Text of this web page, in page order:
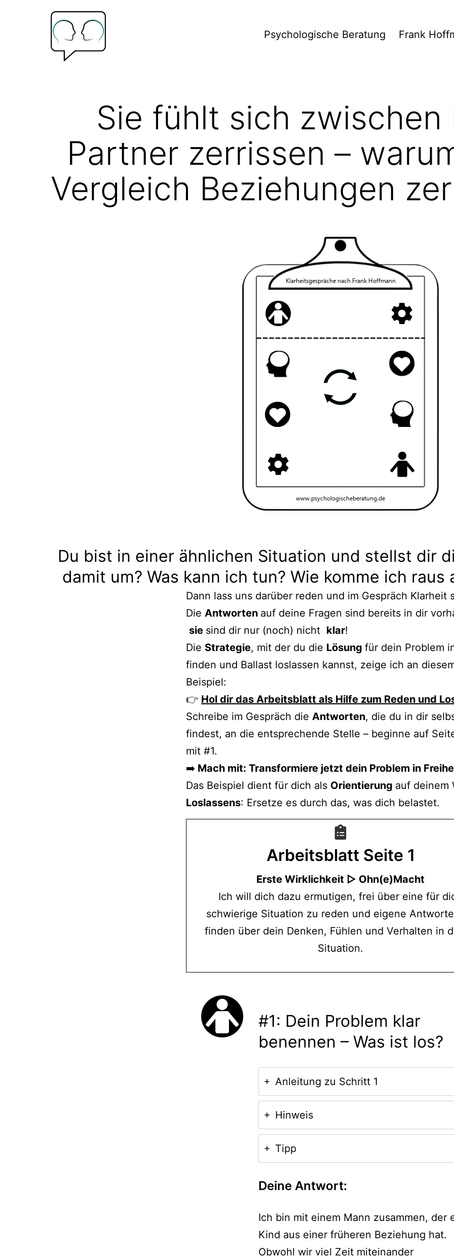
Psychologische Beratung Frank
Sie fühlt sich zwischen
Partner zerrissen –
Vergleich Beziehungen
Du bist in einer ähnlichen Situation und stellst dir
damit um? Was kann ich tun? Wie komme ich raus
Dann lass uns darüber reden und im Gespräch Klarheit
Die Antworten auf deine Fragen sind bereits in dir
sie sind dir nur (noch) nicht klar!
Die Strategie, mit der du die Lösung für dein Problem
finden und Ballast loslassen kannst, zeige ich an
Beispiel:
👉 Hol dir das Arbeitsblatt als Hilfe zum Reden und
Schreibe im Gespräch die Antworten, die du in dir
findest, an die entsprechende Stelle – beginne auf
mit #1.
➡️ Mach mit: Transformiere jetzt dein Problem in
Das Beispiel dient für dich als Orientierung auf deinem
Loslassens: Ersetze es durch das, was dich belastet.
Arbeitsblatt Seite 1
Erste Wirklichkeit ▷ Ohn(e)Macht
Ich will dich dazu ermutigen, frei über eine für
schwierige Situation zu reden und eigene
finden über dein Denken, Fühlen und Verhalten in
Situation.
#1: Dein Problem klar
benennen – Was ist los?
Anleitung zu Schritt 1
Hinweis
Tipp
Deine Antwort:
Ich bin mit einem Mann zusammen, der
Kind aus einer früheren Beziehung hat.
Obwohl wir viel Zeit miteinander